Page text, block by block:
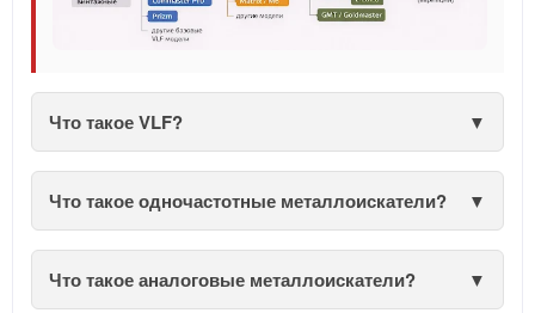
Что такое VLF?
Что такое одночастотные металлоискатели?
Что такое аналоговые металлоискатели?